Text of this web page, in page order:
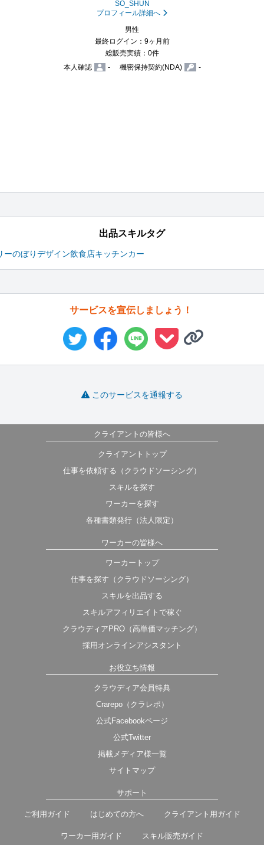
SO_SHUN
プロフィール詳細へ
男性
最終ログイン：9ヶ月前
総販売実績：0件
本人確認
- 機密保持契約(NDA) -
出品スキルタグ
ーのぼりデザイン飲食店キッチンカー
サービスを宣伝しましょう！
このサービスを通報する
クライアントの皆様へ
クライアントトップ
仕事を依頼する（クラウドソーシング）
スキルを探す
ワーカーを探す
各種書類発行（法人限定）
ワーカーの皆様へ
ワーカートップ
仕事を探す（クラウドソーシング）
スキルを出品する
スキルアフィリエイトで稼ぐ
クラウディアPRO（高単価マッチング）
採用オンラインアシスタント
お役立ち情報
クラウディア会員特典
Crarepo（クラレポ）
公式Facebookページ
公式Twitter
掲載メディア様一覧
サイトマップ
サポート
ご利用ガイド はじめての方へ クライアント用ガイド
ワーカー用ガイド スキル販売ガイド